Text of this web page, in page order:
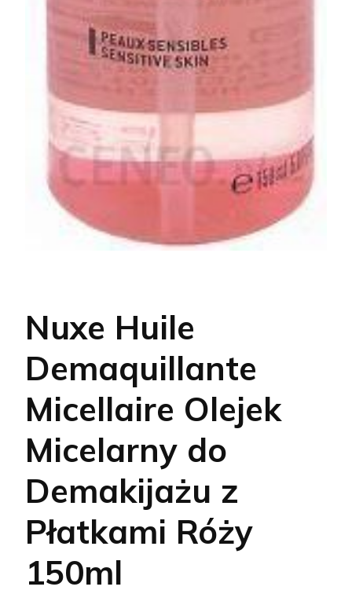
Nuxe Huile
Demaquillante
Micellaire Olejek
Micelarny do
Demakijażu z
Płatkami Róży
150ml